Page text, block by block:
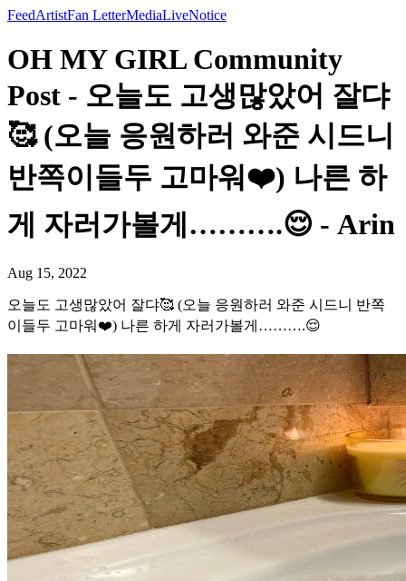
FeedArtistFan LetterMediaLiveNotice
OH MY GIRL Community
Post - 오늘도 고생많았어 잘댜
🥰 (오늘 응원하러 와준 시드니
반쪽이들두 고마워❤️) 나른 하
게 자러가볼게……….😌 - Arin
Aug 15, 2022
오늘도 고생많았어 잘댜🥰 (오늘 응원하러 와준 시드니 반쪽
이들두 고마워❤️) 나른 하게 자러가볼게……….😌